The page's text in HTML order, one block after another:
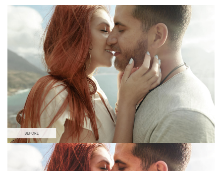
Si prega di Selezionare
Free Matte Preset #1